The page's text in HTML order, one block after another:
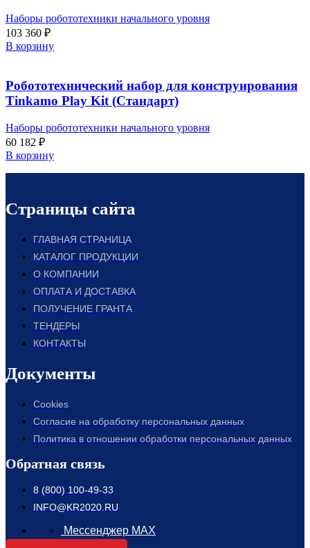
Наборы робототехники начального уровня
103 360 ₽
В корзину
Робототехнический набор для конструирования
Tinkamo Play Kit (Стандарт)
Наборы робототехники начального уровня
60 182 ₽
В корзину
Страницы сайта
ГЛАВНАЯ СТРАНИЦА
КАТАЛОГ ПРОДУКЦИИ
О КОМПАНИИ
ОПЛАТА И ДОСТАВКА
ПОЛУЧЕНИЕ ГРАНТА
ТЕНДЕРЫ
КОНТАКТЫ
Документы
Cookies
Согласие на обработку персональных данных
Политика в отношении обработки персональных данных
Обратная связь
8 (800) 100-49-33
INFO@KR2020.RU
Мессенджер MAX